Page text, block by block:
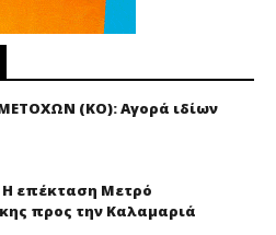
(ΚΟ): Αγορά ιδίων
επέκταση Μετρό
προς την Καλαμαριά